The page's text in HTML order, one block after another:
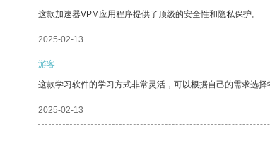
这款加速器VPM应用程序提供了顶级的安全性和隐私保护。
2025-02-13
游客
这款学习软件的学习方式非常灵活，可以根据自己的需求选
2025-02-13